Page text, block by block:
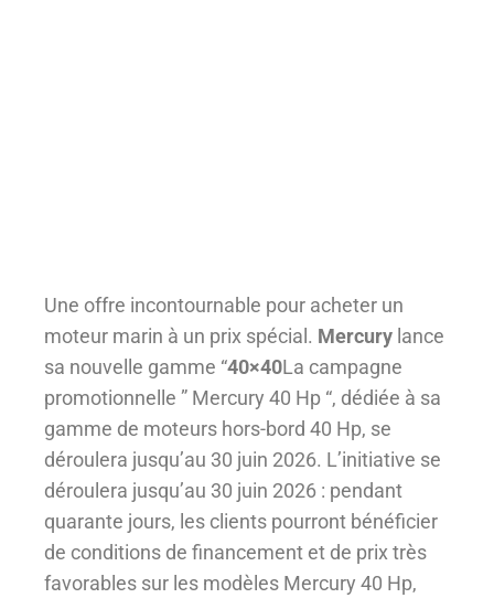
Une offre incontournable pour acheter un
moteur marin à un prix spécial. Mercury lance
sa nouvelle gamme “40×40La campagne
promotionnelle ” Mercury 40 Hp “, dédiée à sa
gamme de moteurs hors-bord 40 Hp, se
déroulera jusqu’au 30 juin 2026. L’initiative se
déroulera jusqu’au 30 juin 2026 : pendant
quarante jours, les clients pourront bénéficier
de conditions de financement et de prix très
favorables sur les modèles Mercury 40 Hp,